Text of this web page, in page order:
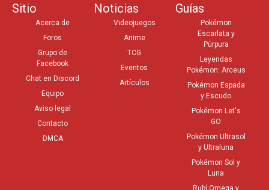
Sitio
Acerca de
Foros
Grupo de
Facebook
Chat en Discord
Equipo
Aviso legal
Contacto
DMCA
Noticias
Videojuegos
Anime
TCG
Eventos
Artículos
Guías
Pokémon
Escarlata y
Púrpura
Leyendas
Pokémon: Arceus
Pokémon Espada
y Escudo
Pokémon Let's
GO
Pokémon Ultrasol
y Ultraluna
Pokémon Sol y
Luna
Rubí Omega y